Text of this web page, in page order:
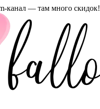
канал — там много скидок!